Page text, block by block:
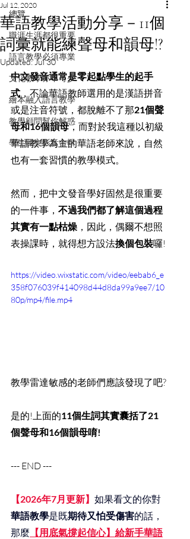
總覽
職涯生涯都很重要
語言教學必須專業
文化教學亦不可少
繪本融入語言教學
教學顧問幫你解惑
學生圖文影音合輯
華語教學活動分享－11個
詞彙就能練聲母和韻母!?
Jul 12, 2020
Updated:Jul 30
中文發音通常是零起點學生的起手
式，不論華語教師選用的是漢語拼音
或是注音符號，都脫離不了那21個聲
母和16個韻母，而對於我這種以初級
華語教學為主的華語老師來說，自然
也有一套習慣的教學模式。
然而，把中文發音學好固然是很重要
的一件事， 不過我們都了解這個過程
其實有一點枯燥 ，因此，偶爾不想照
表操課時，就得想方設法換個包裝囉!
https://video.wixstatic.com/video/eebab6_e
358f076039f414098d44d8da99a9ee7/10
80p/mp4/file.mp4
教學雷達敏感的老師們應該發現了吧?
是的!上面的11個生詞其實囊括了21
個聲母和16個韻母唷!
--- END ---
【2026年7月更新】 如果看文的你對
華語教學是既期待又怕受傷害的話，
那麼 【用底氣撐起信心】給新手華語